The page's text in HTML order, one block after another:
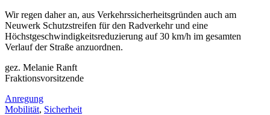
Wir regen daher an, aus Verkehrssicherheitsgründen auch am
Neuwerk Schutzstreifen für den Radverkehr und eine
Höchstgeschwindigkeitsreduzierung auf 30 km/h im gesamten
Verlauf der Straße anzuordnen.
gez. Melanie Ranft
Fraktionsvorsitzende
Anregung
Mobilität, Sicherheit